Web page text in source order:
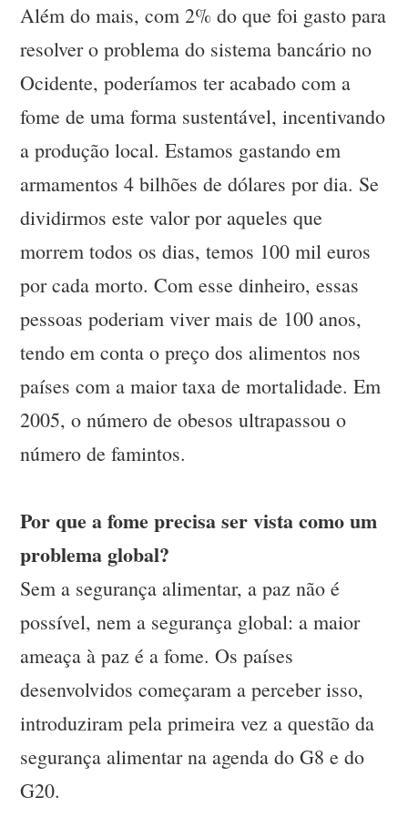
Além do mais, com 2% do que foi gasto para
resolver o problema do sistema bancário no
Ocidente, poderíamos ter acabado com a
fome de uma forma sustentável, incentivando
a produção local. Estamos gastando em
armamentos 4 bilhões de dólares por dia. Se
dividirmos este valor por aqueles que
morrem todos os dias, temos 100 mil euros
por cada morto. Com esse dinheiro, essas
pessoas poderiam viver mais de 100 anos,
tendo em conta o preço dos alimentos nos
países com a maior taxa de mortalidade. Em
2005, o número de obesos ultrapassou o
número de famintos.
Por que a fome precisa ser vista como um
problema global?
Sem a segurança alimentar, a paz não é
possível, nem a segurança global: a maior
ameaça à paz é a fome. Os países
desenvolvidos começaram a perceber isso,
introduziram pela primeira vez a questão da
segurança alimentar na agenda do G8 e do
G20.